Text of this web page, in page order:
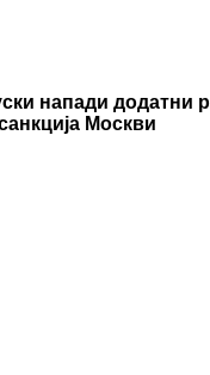
напади додатни
Москви